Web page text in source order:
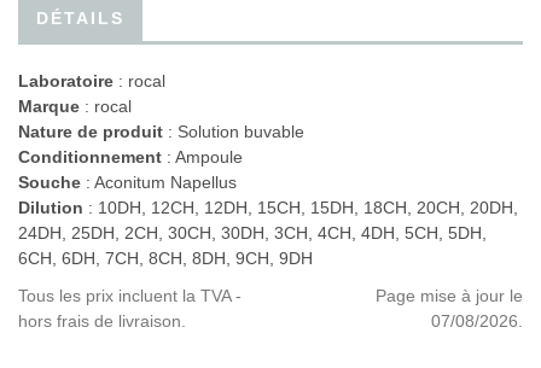
DÉTAILS
Laboratoire : rocal
Marque : rocal
Nature de produit : Solution buvable
Conditionnement : Ampoule
Souche : Aconitum Napellus
Dilution : 10DH, 12CH, 12DH, 15CH, 15DH, 18CH, 20CH, 20DH,
24DH, 25DH, 2CH, 30CH, 30DH, 3CH, 4CH, 4DH, 5CH, 5DH,
6CH, 6DH, 7CH, 8CH, 8DH, 9CH, 9DH
Tous les prix incluent la TVA -
hors frais de livraison.
Page mise à jour le
07/08/2026.